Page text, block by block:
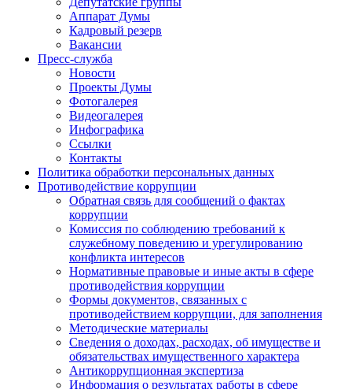
Аппарат Думы
Кадровый резерв
Вакансии
Пресс-служба
Новости
Проекты Думы
Фотогалерея
Видеогалерея
Инфографика
Ссылки
Контакты
Политика обработки персональных данных
Прoтивoдeйствие кoрpупции
Обратная связь для сообщений о фактах
коррупции
Комиссия по соблюдению требований к
служебному поведению и урегулированию
конфликта интересов
Нормативные правовые и иные акты в сфере
противодействия коррупции
Формы документов, связанных с
противодействием коррупции, для заполнения
Методические материалы
Сведения о доходах, расходах, об имуществе и
обязательствах имущественного характера
Антикоррупционная экспертиза
Информация о результатах работы в сфере